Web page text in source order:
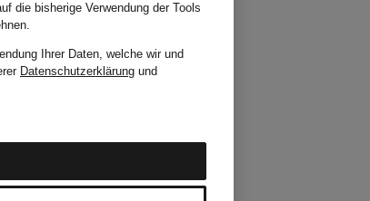
die bisherige Verwendung der Tools
Ihrer Daten, welche wir und
Datenschutzerklärung und